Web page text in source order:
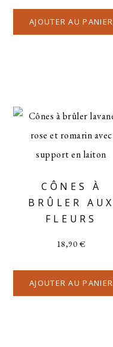
AJOUTER AU PANIER
CÔNES À
BRÛLER AUX
FLEURS
18,90€
AJOUTER AU PANIER